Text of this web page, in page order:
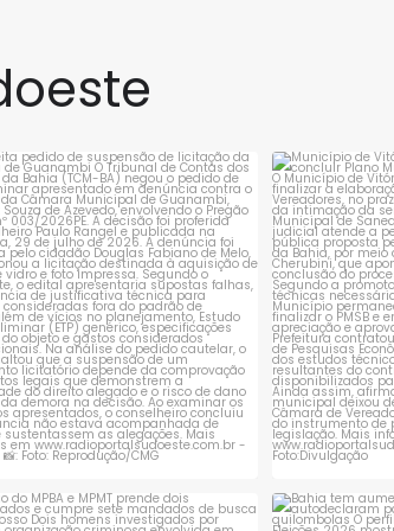
pelo Ministério
(MEC) e pelo
e Pesquisas
Anísio Teixeira
da Educação
pedido de suspensão de
licitação da...
1 0
Município
do MPBA e MPMT prende dois Bahia tem